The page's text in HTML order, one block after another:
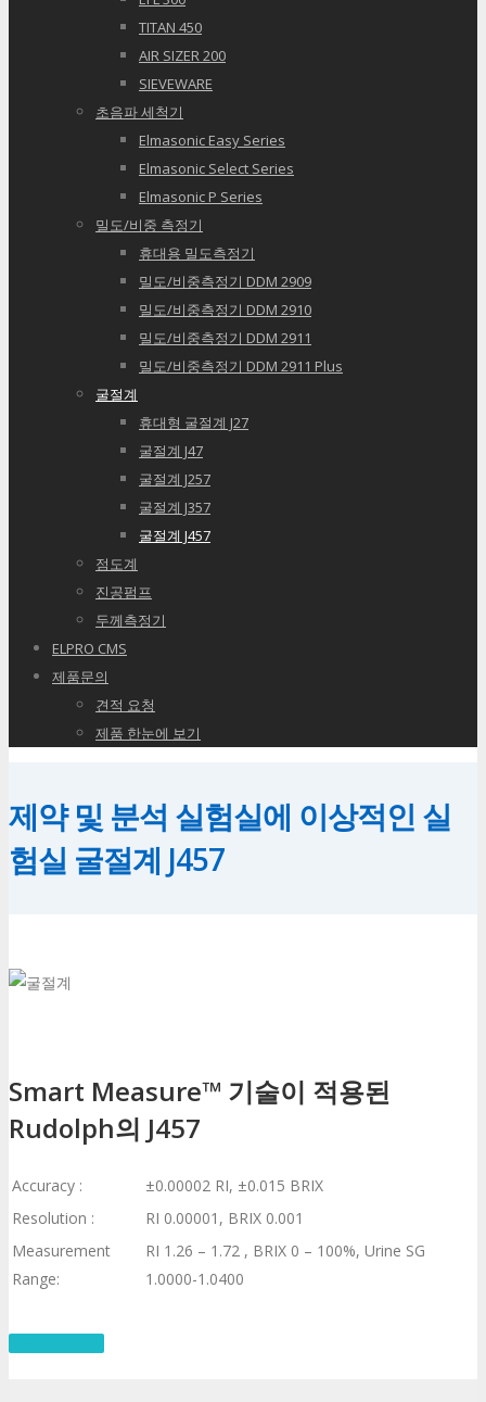
TITAN 450
AIR SIZER 200
SIEVEWARE
초음파 세척기
Elmasonic Easy Series
Elmasonic Select Series
Elmasonic P Series
밀도/비중 측정기
휴대용 밀도측정기
밀도/비중측정기 DDM 2909
밀도/비중측정기 DDM 2910
밀도/비중측정기 DDM 2911
밀도/비중측정기 DDM 2911 Plus
굴절계
휴대형 굴절계 J27
굴절계 J47
굴절계 J257
굴절계 J357
굴절계 J457
점도계
진공펌프
두께측정기
ELPRO CMS
제품문의
견적 요청
제품 한눈에 보기
제약 및 분석 실험실에 이상적인 실
험실 굴절계 J457
Smart Measure™ 기술이 적용된
Rudolph의 J457
Accuracy :
±0.00002 RI, ±0.015 BRIX
Resolution :
RI 0.00001, BRIX 0.001
Measurement
Range:
RI 1.26 – 1.72 , BRIX 0 – 100%, Urine SG
1.0000-1.0400